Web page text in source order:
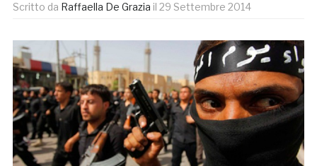
Scritto da Raffaella De Grazia il 29 Settembre 2014